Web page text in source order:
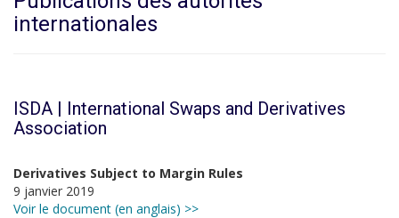
internationales
ISDA | International Swaps and Derivatives
Association
Derivatives Subject to Margin Rules
9 janvier 2019
Voir le document (en anglais) >>